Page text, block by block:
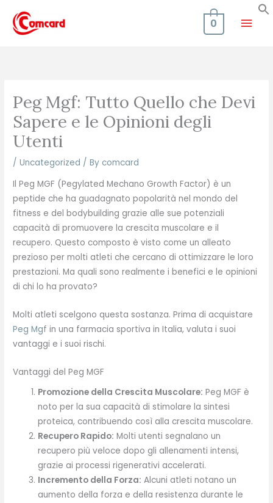
content
Main
0
Peg Mgf: Tutto Quello che Devi
Sapere e le Opinioni degli
Utenti
/Uncategorized / By comcard
Il Peg MGF (Pegylated Mechano Growth Factor) è un
peptide che ha guadagnato popolarità nel mondo del
fitness e del bodybuilding grazie alle sue potenziali
capacità di promuovere la crescita muscolare e il
recupero. Questo composto è visto come un alleato
prezioso per molti atleti che cercano di ottimizzare le loro
prestazioni. Ma quali sono realmente i benefici e le opinioni
di chi lo ha provato?
Molti atleti scelgono questa sostanza. Prima di acquistare
Peg Mgf in una farmacia sportiva in Italia, valuta i suoi
vantaggi e i suoi rischi.
Vantaggi del Peg MGF
Promozione della Crescita Muscolare: Peg MGF è
noto per la sua capacità di stimolare la sintesi
proteica, contribuendo così alla crescita muscolare.
Recupero Rapido: Molti utenti segnalano un
recupero più veloce dopo gli allenamenti intensi,
grazie ai processi rigenerativi accelerati.
Incremento della Forza: Alcuni atleti notano un
aumento della forza e della resistenza durante le